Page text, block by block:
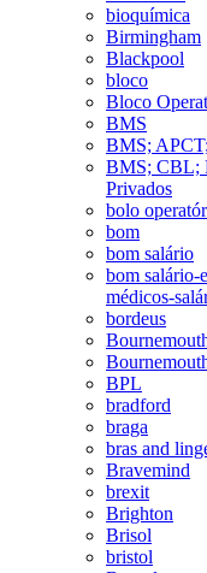
bioquímica
Birmingham
Blackpool
bloco
Bloco
BMS
BMS;
BMS; CBL;
Privados
bolo
bom
bom salário
bom salário-
médicos-
bordeus
BPL
bradford
braga
bras and
Bravemind
brexit
Brighton
Brisol
bristol